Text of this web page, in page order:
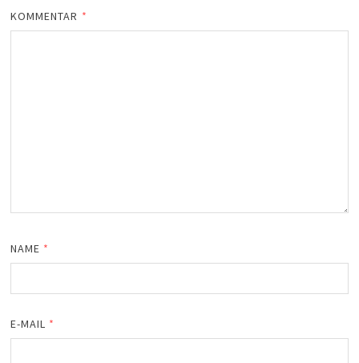
KOMMENTAR *
NAME *
E-MAIL *